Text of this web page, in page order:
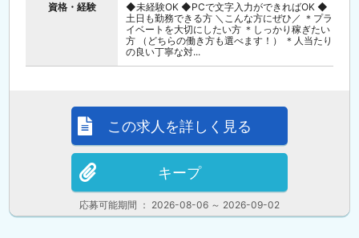
資格・経験
◆未経験OK ◆PCで文字入力ができればOK ◆
土日も勤務できる方 ＼こんな方にぜひ／ ＊プラ
イベートを大切にしたい方 ＊しっかり稼ぎたい
方 （どちらの働き方も選べます！） ＊人当たり
の良い丁寧な対...
応募可能期間 ： 2026-08-06 ～ 2026-09-02
この求人を詳しく見る
キープ